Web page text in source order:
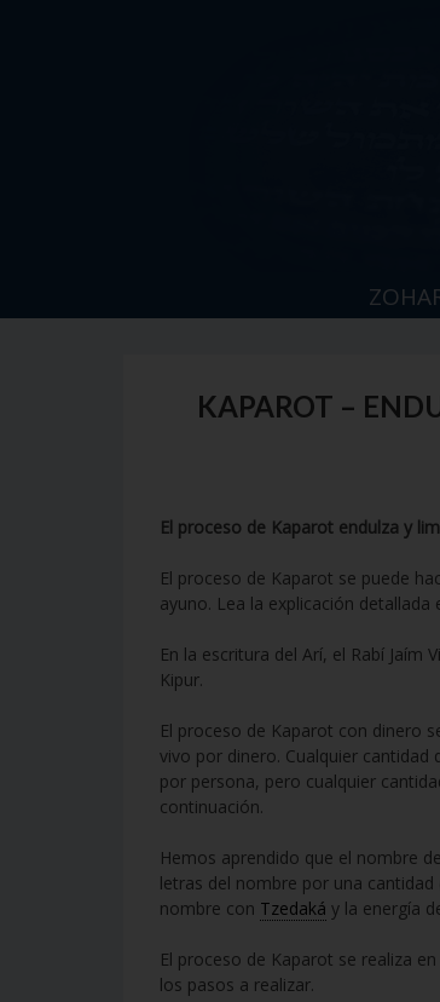
KAPAROT –
El proceso de Kaparot endulza y
El proceso de Kaparot se puede
ayuno. Lea la explicación detallada
En la escritura del Arí, el Rabí
Kipur.
El proceso de Kaparot con dinero
vivo por dinero. Cualquier
por persona, pero cualquier
continuación.
Hemos aprendido que el nombre
letras del nombre por una
nombre con Tzedaká y la energía
El proceso de Kaparot se realiza
los pasos a realizar.